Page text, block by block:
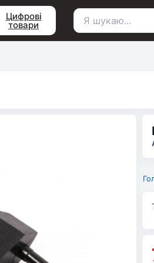
Цифрові
товари
Пошук